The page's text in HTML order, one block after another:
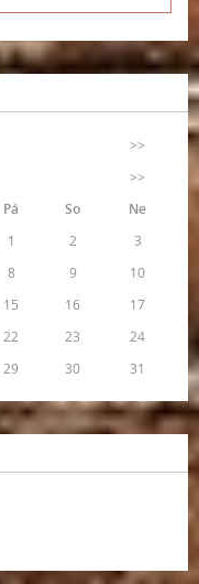
>>
>>
Pá So
Ne
1
2
3
8 9
10
15 16
17
22 23
24
29 30 31